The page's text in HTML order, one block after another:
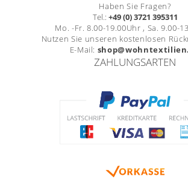
Haben Sie Fragen?
Tel.: +49 (0) 3721 395311
Mo. -Fr. 8.00-19.00Uhr , Sa. 9.00-
Nutzen Sie unseren kostenlosen
E-Mail:
ZAHLUNGSARTEN